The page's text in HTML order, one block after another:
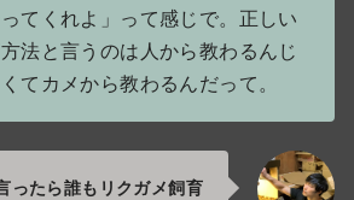
てくれよ」って感じで。正しい
法と言うのは人から教わるんじ
てカメから教わるんだって。
ったら誰もリクガメ飼育